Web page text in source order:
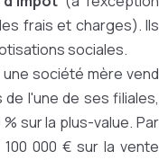
frais et charges). Ils
sociales.
une société mère vend
l'une de ses filiales,
sur la plus-value. Par
000 € sur la vente